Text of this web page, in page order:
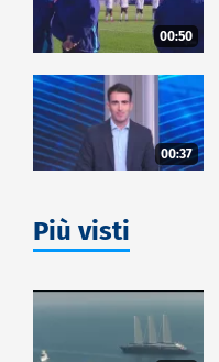
00:50
00:37
Più visti